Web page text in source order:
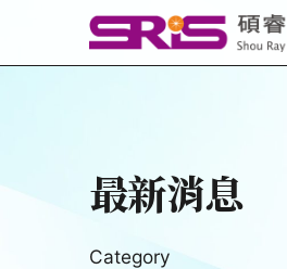
content
最新消息
Category